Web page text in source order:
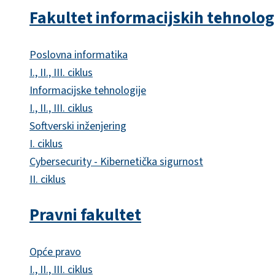
Fakultet informacijskih
Poslovna informatika
I., II., III. ciklus
Informacijske tehnologije
I., II., III. ciklus
Softverski inženjering
I. ciklus
Cybersecurity - Kibernetička sigurnost
II. ciklus
Pravni fakultet
Opće pravo
I., II., III. ciklus